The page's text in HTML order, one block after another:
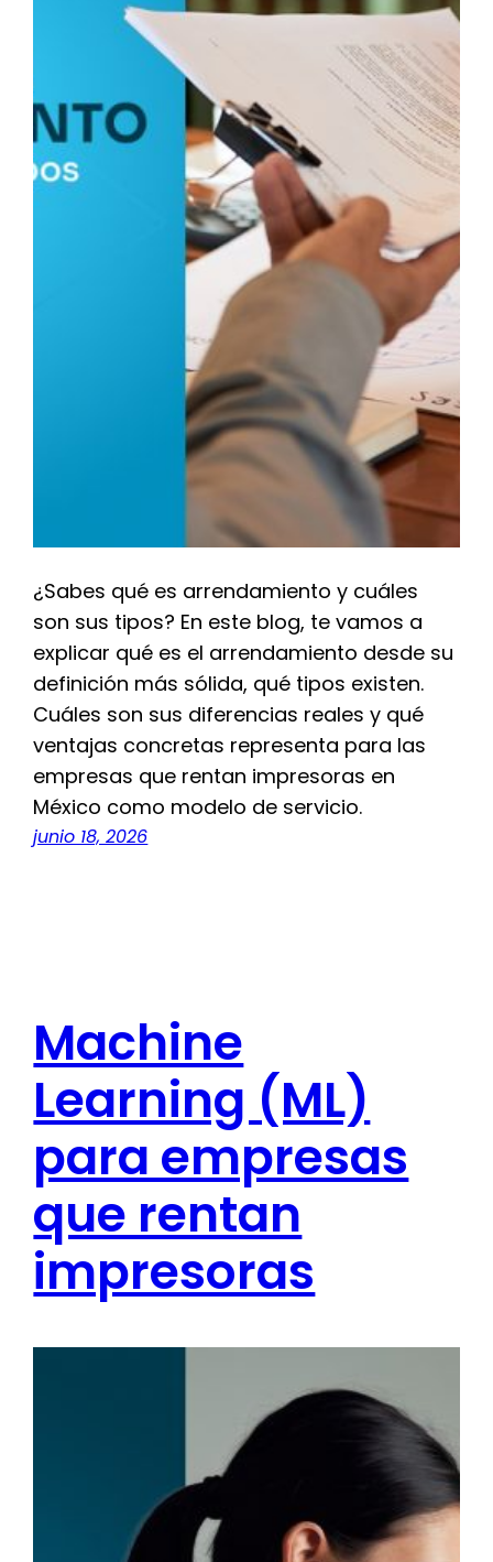
¿Sabes qué es arrendamiento y cuáles
son sus tipos? En este blog, te vamos a
explicar qué es el arrendamiento desde su
definición más sólida, qué tipos existen.
Cuáles son sus diferencias reales y qué
ventajas concretas representa para las
empresas que rentan impresoras en
México como modelo de servicio.
junio 18, 2026
Machine
Learning (ML)
para empresas
que rentan
impresoras